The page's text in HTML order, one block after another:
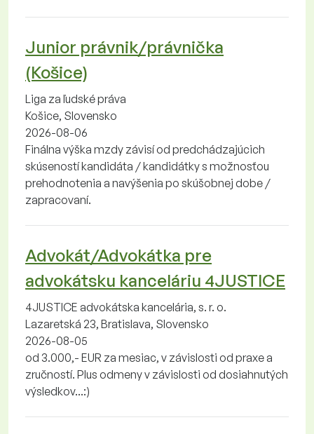
Junior právnik/právnička
(Košice)
Liga za ľudské práva
Košice, Slovensko
2026-08-06
Finálna výška mzdy závisí od predchádzajúcich
skúseností kandidáta / kandidátky s možnosťou
prehodnotenia a navýšenia po skúšobnej dobe /
zapracovaní.
Advokát/Advokátka pre
advokátsku kanceláriu 4JUSTICE
4JUSTICE advokátska kancelária, s. r. o.
Lazaretská 23, Bratislava, Slovensko
2026-08-05
od 3.000,- EUR za mesiac, v závislosti od praxe a
zručností. Plus odmeny v závislosti od dosiahnutých
výsledkov...:)